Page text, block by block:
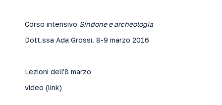
Corso intensivo Sindone e archeologia
Dott.ssa Ada Grossi. 8-9 marzo 2016
Lezioni dell'8 marzo
video (link)